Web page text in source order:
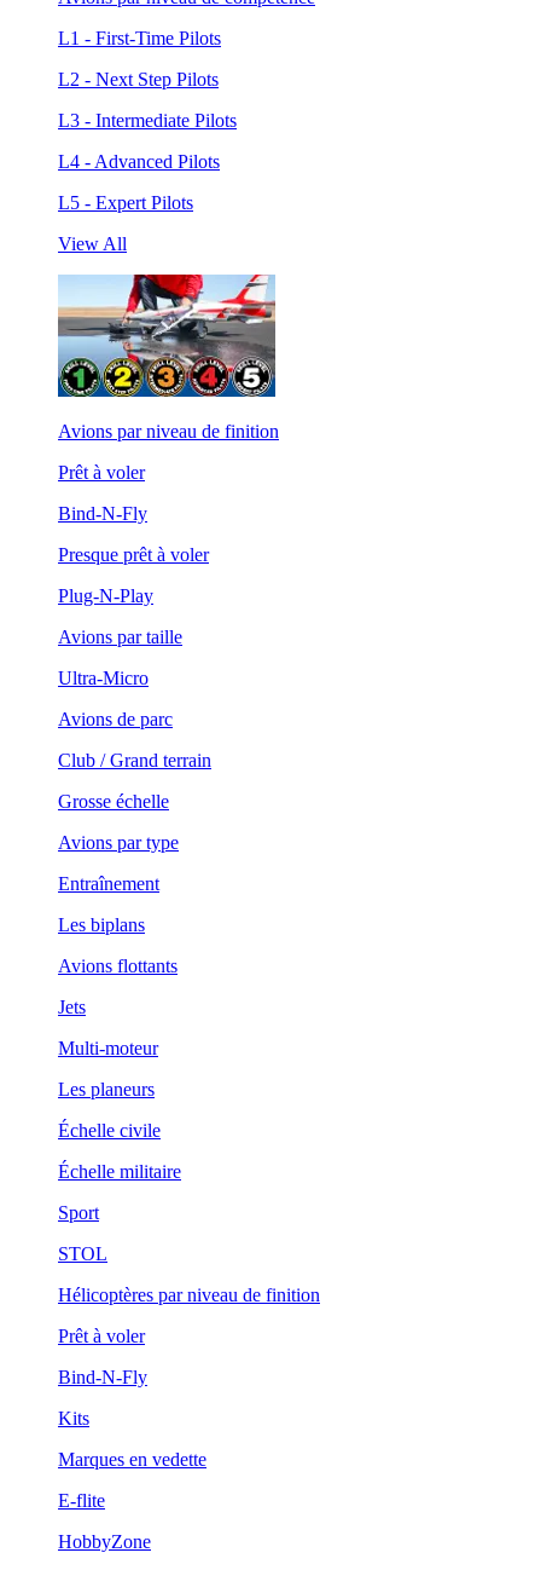
L1 - First-Time Pilots
L2 - Next Step Pilots
L3 - Intermediate Pilots
L4 - Advanced Pilots
L5 - Expert Pilots
View All
Avions par niveau de finition
Prêt à voler
Bind-N-Fly
Presque prêt à voler
Plug-N-Play
Avions par taille
Ultra-Micro
Avions de parc
Club / Grand terrain
Grosse échelle
Avions par type
Entraînement
Les biplans
Avions flottants
Jets
Multi-moteur
Les planeurs
Échelle civile
Échelle militaire
Sport
STOL
Hélicoptères par niveau de finition
Prêt à voler
Bind-N-Fly
Kits
Marques en vedette
E-flite
HobbyZone